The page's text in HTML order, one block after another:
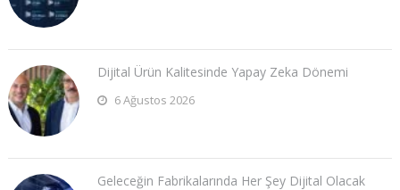
Dijital Ürün Kalitesinde Yapay Zeka Dönemi
6 Ağustos 2026
Geleceğin Fabrikalarında Her Şey Dijital Olacak